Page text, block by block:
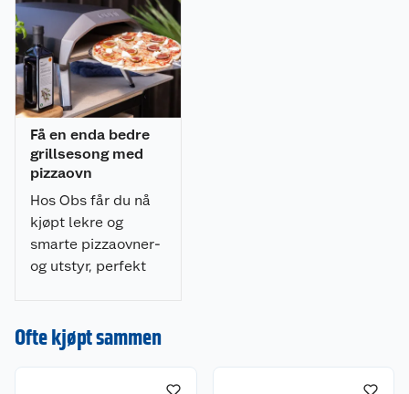
Mål: 44 × 16 × 8 cm
Vekt: 2,5 kg
Materialer: Støpejern, bøk
Få en enda bedre
grillsesong med
pizzaovn
Hos Obs får du nå
kjøpt lekre og
smarte pizzaovner-
og utstyr, perfekt
hjemmelaget pizza
av topp kvalitet!
Ofte kjøpt sammen